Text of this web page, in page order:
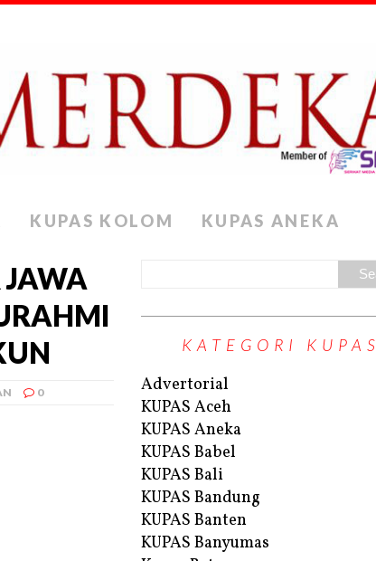
KUPAS KOLOM KUPAS ANEKA
JAWA
0
KATEGORI KUPAS
Advertorial
KUPAS Aceh
KUPAS Aneka
KUPAS Babel
KUPAS Bali
KUPAS Bandung
KUPAS Banten
KUPAS Banyumas